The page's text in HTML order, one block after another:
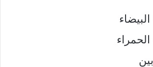
البيضاء
الحمراء